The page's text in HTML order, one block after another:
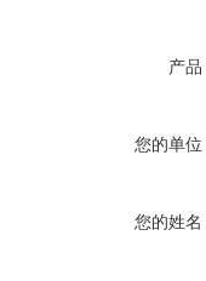
产品
您的单位
您的姓名